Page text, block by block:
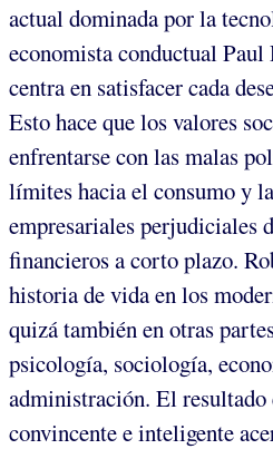
actual dominada por la
economista conductual
centra en satisfacer cada
Esto hace que los valores
enfrentarse con las malas
límites hacia el consumo y
empresariales perjudiciales
financieros a corto plazo.
historia de vida en los
quizá también en otras
psicología, sociología,
administración. El resultado
convincente e inteligente